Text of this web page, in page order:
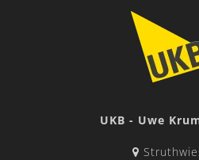
UKB - Uwe